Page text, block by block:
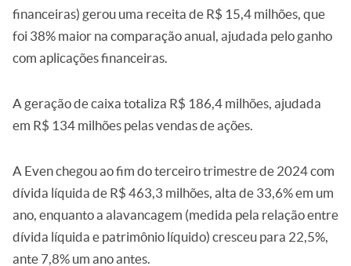
financeiras) gerou uma receita de R$ 15,4 milhões, que
foi 38% maior na comparação anual, ajudada pelo ganho
com aplicações financeiras.
A geração de caixa totaliza R$ 186,4 milhões, ajudada
em R$ 134 milhões pelas vendas de ações.
A Even chegou ao fim do terceiro trimestre de 2024 com
dívida líquida de R$ 463,3 milhões, alta de 33,6% em um
ano, enquanto a alavancagem (medida pela relação entre
dívida líquida e patrimônio líquido) cresceu para 22,5%,
ante 7,8% um ano antes.